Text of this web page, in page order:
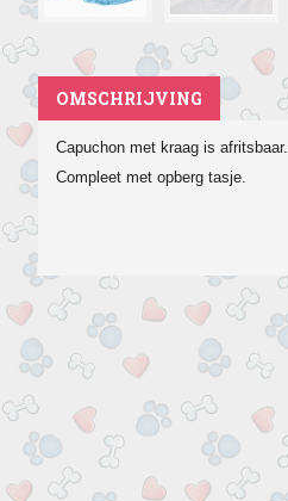
OMSCHRIJVING
Capuchon met kraag is afritsbaar.
Compleet met opberg tasje.